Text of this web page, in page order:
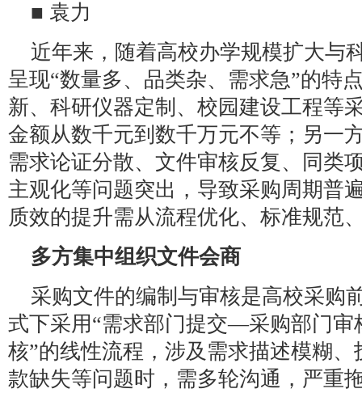
■ 袁力
近年来，随着高校办学规模扩大与
呈现“数量多、品类杂、需求急”的特
新、科研仪器定制、校园建设工程等
金额从数千元到数千万元不等；另一
需求论证分散、文件审核反复、同类
主观化等问题突出，导致采购周期普
质效的提升需从流程优化、标准规范
多方集中组织文件会商
采购文件的编制与审核是高校采购
式下采用“需求部门提交—采购部门
核”的线性流程，涉及需求描述模糊
款缺失等问题时，需多轮沟通，严重